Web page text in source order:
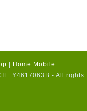
Home Mobile
Y4617063B - All rights